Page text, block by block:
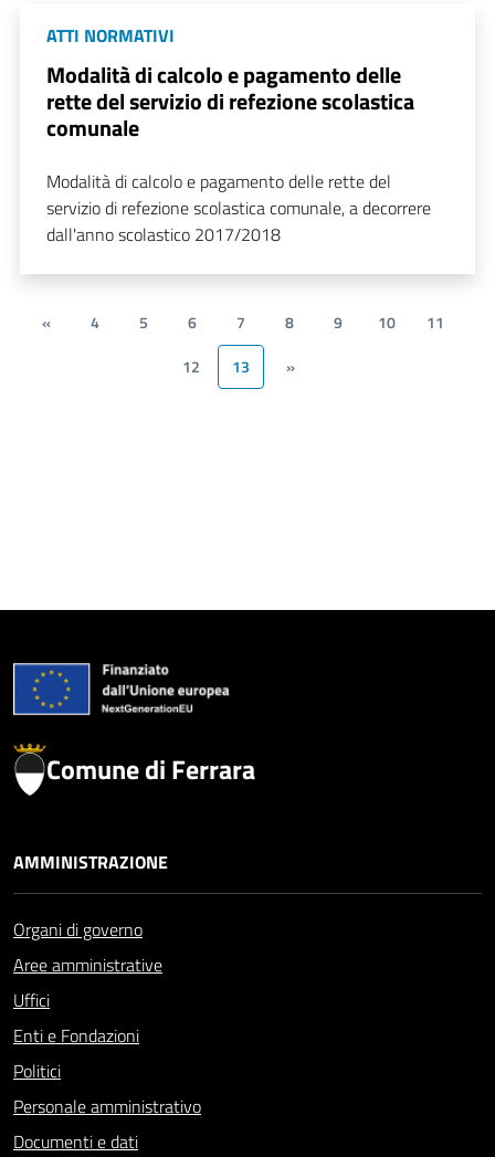
ATTI NORMATIVI
Modalità di calcolo e pagamento delle
rette del servizio di refezione scolastica
comunale
Modalità di calcolo e pagamento delle rette del
servizio di refezione scolastica comunale, a decorrere
dall'anno scolastico 2017/2018
« 4 5 6 7 8 9 10
11
12
13 »
Comune di Ferrara
AMMINISTRAZIONE
Organi di governo
Aree amministrative
Uffici
Enti e Fondazioni
Politici
Personale amministrativo
Documenti e dati